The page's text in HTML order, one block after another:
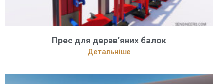
Прес для дерев’яних балок
Детальніше